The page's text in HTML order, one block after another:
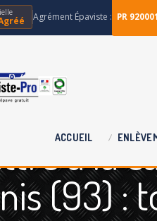
Agrément Épaviste : PR
ACCUEIL
à la
(93) :